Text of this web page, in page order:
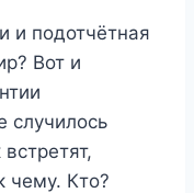
и подотчётная
Вот и
случилось
чему. Кто?